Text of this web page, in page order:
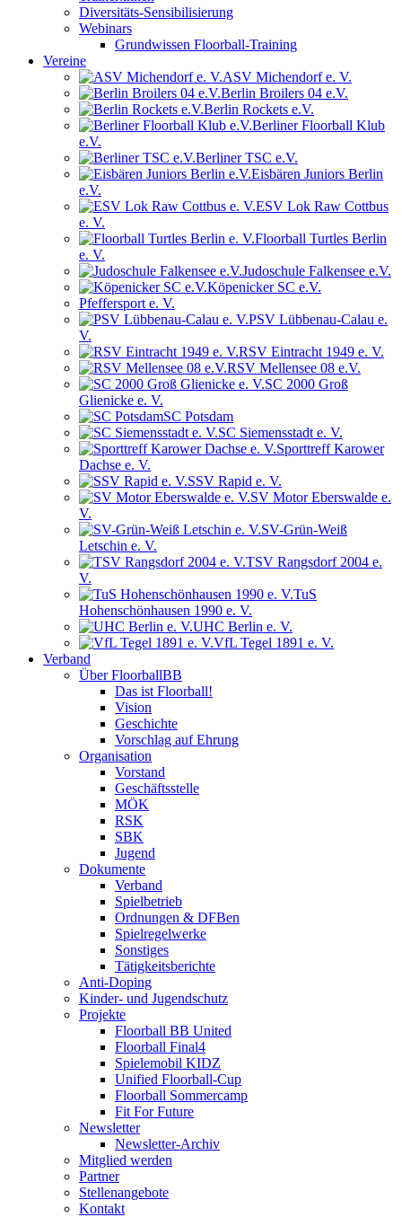
Diversitäts-Sensibilisierung
Webinars
Grundwissen Floorball-Training
Vereine
ASV Michendorf e. V.
Berlin Broilers 04 e.V.
Berlin Rockets e.V.
Berliner Floorball Klub
e.V.
Berliner TSC e.V.
Eisbären Juniors Berlin
e.V.
ESV Lok Raw Cottbus
e. V.
Floorball Turtles Berlin
e. V.
Judoschule Falkensee e.V.
Köpenicker SC e.V.
Pfeffersport e. V.
PSV Lübbenau-Calau e.
V.
RSV Eintracht 1949 e. V.
RSV Mellensee 08 e.V.
SC 2000 Groß
Glienicke e. V.
SC Potsdam
SC Siemensstadt e. V.
Sporttreff Karower
Dachse e. V.
SSV Rapid e. V.
SV Motor Eberswalde e.
V.
SV-Grün-Weiß
Letschin e. V.
TSV Rangsdorf 2004 e.
V.
TuS
Hohenschönhausen 1990 e. V.
UHC Berlin e. V.
VfL Tegel 1891 e. V.
Verband
Über FloorballBB
Das ist Floorball!
Vision
Geschichte
Vorschlag auf Ehrung
Organisation
Vorstand
Geschäftsstelle
MÖK
RSK
SBK
Jugend
Dokumente
Verband
Spielbetrieb
Ordnungen & DFBen
Spielregelwerke
Sonstiges
Tätigkeitsberichte
Anti-Doping
Kinder- und Jugendschutz
Projekte
Floorball BB United
Floorball Final4
Spielemobil KIDZ
Unified Floorball-Cup
Floorball Sommercamp
Fit For Future
Newsletter
Newsletter-Archiv
Mitglied werden
Partner
Stellenangebote
Kontakt